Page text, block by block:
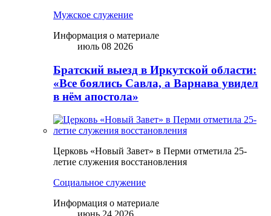
Мужское служение
Информация о материале
июль 08 2026
Братский выезд в Иркутской области:
«Все боялись Савла, а Варнава увидел
в нём апостола»
Церковь «Новый Завет» в Перми отметила 25-
летие служения восстановления
Социальное служение
Информация о материале